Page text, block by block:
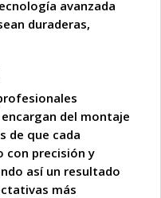
avanzada
duraderas,
del montaje
de que cada
con precisión y
así un resultado
más